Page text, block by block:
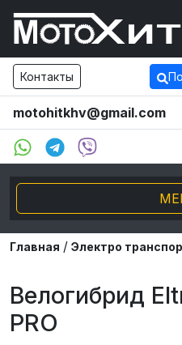
Контакты
motohitkhv@gmail.com
Электро транспорт
Мотоциклы и мопеды
Внедорожники ATV UTV
Главная / Электро
Велогибрид
PRO